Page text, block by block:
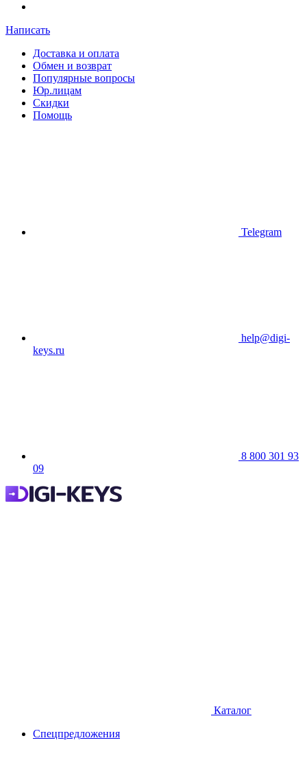
Написать
Доставка и оплата
Обмен и возврат
Популярные вопросы
Юр.лицам
Скидки
Помощь
Telegram
help@digi-
keys.ru
8 800 301 93
09
Каталог
Спецпредложения